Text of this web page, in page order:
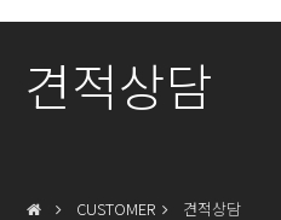
견적상담
CUSTOMER 견적상담